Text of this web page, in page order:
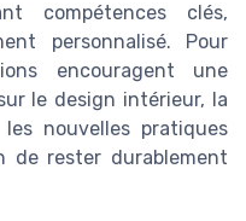
compétences clés,
personnalisé. Pour
encouragent une
le design intérieur, la
nouvelles pratiques
de rester durablement